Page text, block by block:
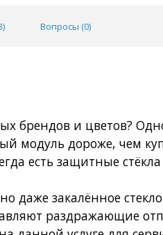
) Вопросы (0)
брендов и цветов?
модуль дороже, чем
есть защитные
даже закалённое
раздражающие